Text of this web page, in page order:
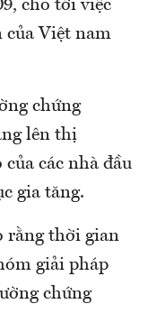
cho tới việc
của Việt nam
chứng
lên thị
các nhà đầu
gia tăng.
rằng thời gian
giải pháp
chứng